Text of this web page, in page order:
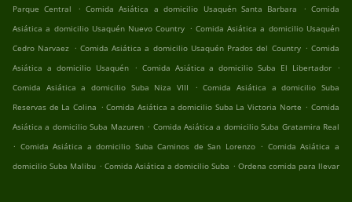
Parque Central
. Comida Asiática a domicilio Usaquén Santa Barbara . Comida
Asiática a domicilio Usaquén Nuevo Country . Comida Asiática a domicilio Usaquén
Cedro Narvaez . Comida Asiática a domicilio Usaquén Prados del Country . Comida
Asiática a domicilio Usaquén . Comida Asiática a domicilio Suba El Libertador .
Comida Asiática a domicilio Suba Niza VIII
. Comida Asiática a domicilio Suba
Reservas de La Colina . Comida Asiática a domicilio Suba La Victoria Norte . Comida
Asiática a domicilio Suba Mazuren . Comida Asiática a domicilio Suba Gratamira Real
. Comida Asiática a domicilio Suba Caminos de San Lorenzo . Comida Asiática a
domicilio Suba Malibu . Comida Asiática a domicilio Suba . Ordena comida para llevar